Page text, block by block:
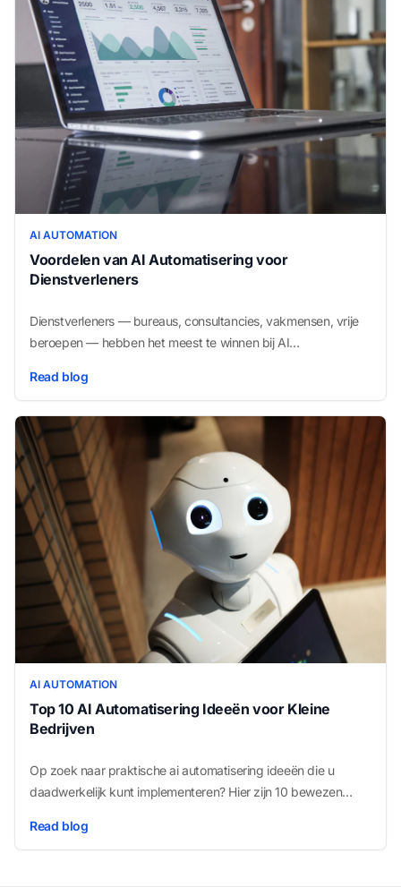
AI AUTOMATION
Voordelen van AI Automatisering voor
Dienstverleners
Dienstverleners — bureaus, consultancies, vakmensen, vrije
beroepen — hebben het meest te winnen bij AI
voordelen ai automatisering u oplevert.
Read blog
AI AUTOMATION
Top 10 AI Automatisering Ideeën voor Kleine
Bedrijven
Op zoek naar praktische ai automatisering ideeën die u
daadwerkelijk kunt implementeren? Hier zijn 10 bewezen
administratietijd te verminderen, verkoop te versnellen en
Read blog